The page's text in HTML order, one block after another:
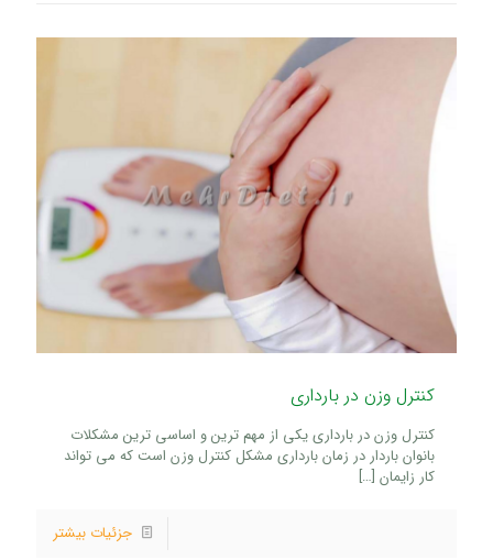
کنترل وزن در بارداری
کنترل وزن در بارداری یکی از مهم ترین و اساسی ترین مشکلات
بانوان باردار در زمان بارداری مشکل کنترل وزن است که می تواند
کار زایمان […]
جزئیات بیشتر